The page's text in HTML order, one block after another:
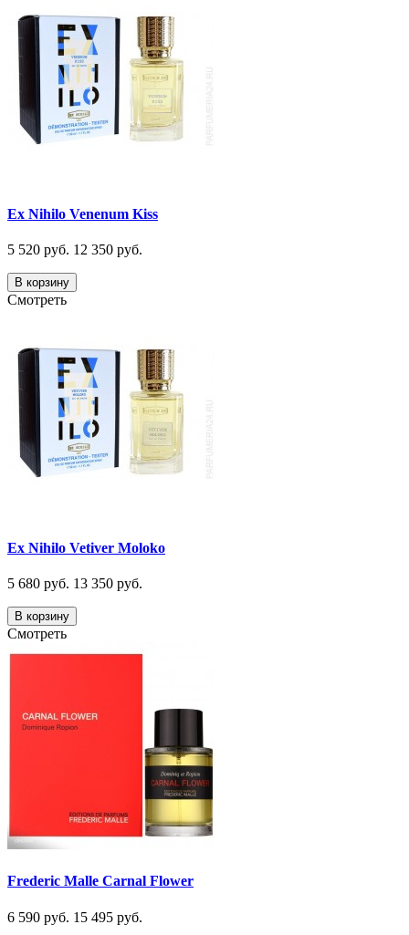
Ex Nihilo Venenum Kiss
5 520 руб. 12 350 руб.
В корзину
Смотреть
Ex Nihilo Vetiver Moloko
5 680 руб. 13 350 руб.
В корзину
Смотреть
Frederic Malle Carnal Flower
6 590 руб. 15 495 руб.